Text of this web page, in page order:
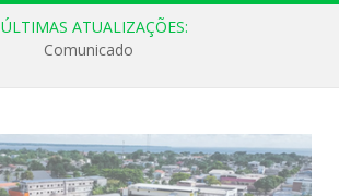
ÚLTIMAS ATUALIZAÇÕES:
Comunicado